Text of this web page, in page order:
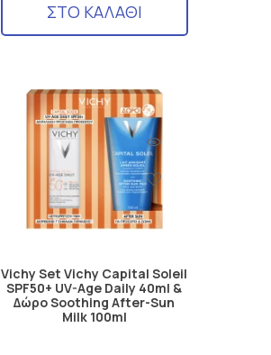
ΣΤΟ ΚΑΛΑΘΙ
Vichy Set Vichy Capital Soleil
SPF50+ UV-Age Daily 40ml &
Δώρο Soothing After-Sun
Milk 100ml